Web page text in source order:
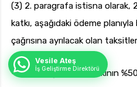
(3) 2. paragrafa istisna olarak,
katkı, aşağıdaki ödeme
çağrısına ayrılacak olan
– 2021’e ilişkin mali katkının
Vesile Ateş
İş Geliştirme Direktörü